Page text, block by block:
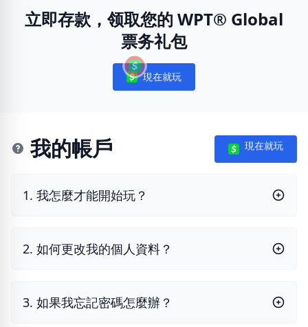
立即存款，领取您的 WPT® Global
票务礼包
Notifications
現在就玩
我的帳戶 現在就玩
1. 我怎麼才能開始玩？
2. 如何更改我的個人資料？
3. 如果我忘記密碼怎麼辦？